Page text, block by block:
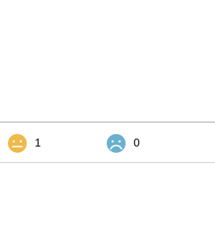
1 0